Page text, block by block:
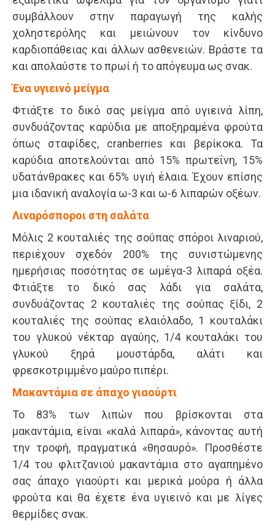
συμβάλλουν στην παραγωγή της καλής
χοληστερόλης και μειώνουν τον κίνδυνο
καρδιοπάθειας και άλλων ασθενειών. Βράστε τα
και απολαύστε το πρωί ή το απόγευμα ως σνακ.
Ένα υγιεινό μείγμα
Φτιάξτε το δικό σας μείγμα από υγιεινά λίπη,
συνδυάζοντας καρύδια με αποξηραμένα φρούτα
όπως σταφίδες, cranberries και βερίκοκα. Τα
καρύδια αποτελούνται από 15% πρωτεΐνη, 15%
υδατάνθρακες και 65% υγιή έλαια. Έχουν επίσης
μια ιδανική αναλογία ω-3 και ω-6 λιπαρών οξέων.
Λιναρόσποροι στη σαλάτα
Μόλις 2 κουταλιές της σούπας σπόροι λιναριού,
περιέχουν σχεδόν 200% της συνιστώμενης
ημερήσιας ποσότητας σε ωμέγα-3 λιπαρά οξέα.
Φτιάξτε το δικό σας λάδι για σαλάτα,
συνδυάζοντας 2 κουταλιές της σούπας ξίδι, 2
κουταλιές της σούπας ελαιόλαδο, 1 κουταλάκι
του γλυκού νέκταρ αγαύης, 1/4 κουταλάκι του
γλυκού ξηρά μουστάρδα, αλάτι και
φρεσκοτριμμένο μαύρο πιπέρι.
Μακαντάμια σε άπαχο γιαούρτι
Το 83% των λιπών που βρίσκονται στα
μακαντάμια, είναι «καλά λιπαρά», κάνοντας αυτή
την τροφή, πραγματικά «θησαυρό». Προσθέστε
1/4 του φλιτζανιού μακαντάμια στο αγαπημένο
σας άπαχο γιαούρτι και μερικά μούρα ή άλλα
φρούτα και θα έχετε ένα υγιεινό και με λίγες
θερμίδες σνακ.